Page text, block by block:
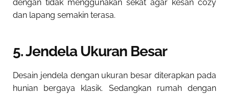
dengan tidak menggunakan sekat agar kesan cozy
dan lapang semakin terasa.
5. Jendela Ukuran Besar
Desain jendela dengan ukuran besar diterapkan pada
hunian bergaya klasik. Sedangkan rumah dengan